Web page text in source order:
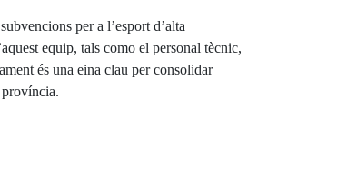
per a l’esport d’alta
equip, tals como el personal tècnic,
és una eina clau per consolidar